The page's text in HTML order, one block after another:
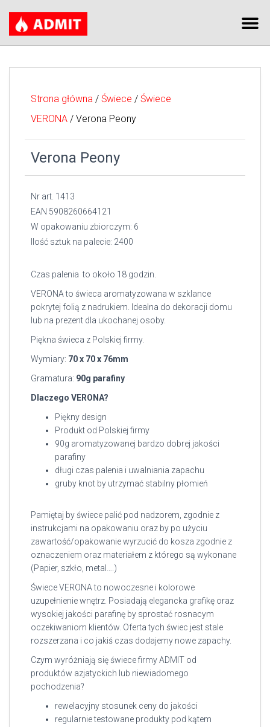
Strona główna / Świece / Świece
VERONA / Verona Peony
Verona Peony
Nr art. 1413
EAN 5908260664121
W opakowaniu zbiorczym: 6
Ilość sztuk na palecie: 2400
Czas palenia to około 18 godzin.
VERONA to świeca aromatyzowana w szklance
pokrytej folią z nadrukiem. Idealna do dekoracji domu
lub na prezent dla ukochanej osoby.
Piękna świeca z Polskiej firmy.
Wymiary: 70 x 70 x 76mm
Gramatura: 90g parafiny
Dlaczego VERONA?
Piękny design
Produkt od Polskiej firmy
90g aromatyzowanej bardzo dobrej jakości
parafiny
długi czas palenia i uwalniania zapachu
gruby knot by utrzymać stabilny płomień
Pamiętaj by świece palić pod nadzorem, zgodnie z
instrukcjami na opakowaniu oraz by po użyciu
zawartość/opakowanie wyrzucić do kosza zgodnie z
oznaczeniem oraz materiałem z którego są wykonane
(Papier, szkło, metal….)
Świece VERONA to nowoczesne i kolorowe
uzupełnienie wnętrz. Posiadają elegancka grafikę oraz
wysokiej jakości parafinę by sprostać rosnacym
oczekiwaniom klientów. Oferta tych świec jest stale
rozszerzana i co jakiś czas dodajemy nowe zapachy.
Czym wyróżniają się świece firmy ADMIT od
produktów azjatyckich lub niewiadomego
pochodzenia?
rewelacyjny stosunek ceny do jakości
regularnie testowane produkty pod kątem